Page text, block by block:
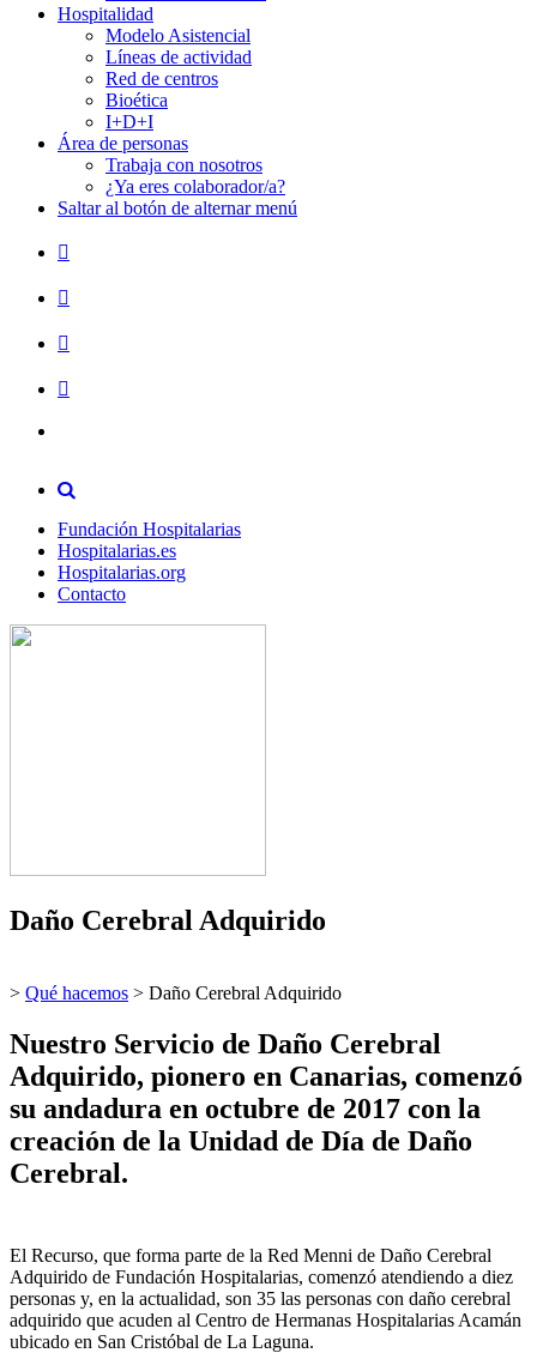
Hospitalidad
Modelo Asistencial
Líneas de actividad
Red de centros
Bioética
I+D+I
Área de personas
Trabaja con nosotros
¿Ya eres colaborador/a?
Saltar al botón de alternar menú
Fundación Hospitalarias
Hospitalarias.es
Hospitalarias.org
Contacto
Daño Cerebral Adquirido
> Qué hacemos > Daño Cerebral Adquirido
Nuestro Servicio de Daño Cerebral
Adquirido, pionero en Canarias, comenzó
su andadura en octubre de 2017 con la
creación de la Unidad de Día de Daño
Cerebral.
El Recurso, que forma parte de la Red Menni de Daño Cerebral
Adquirido de Fundación Hospitalarias, comenzó atendiendo a diez
personas y, en la actualidad, son 35 las personas con daño cerebral
adquirido que acuden al Centro de Hermanas Hospitalarias Acamán
ubicado en San Cristóbal de La Laguna.